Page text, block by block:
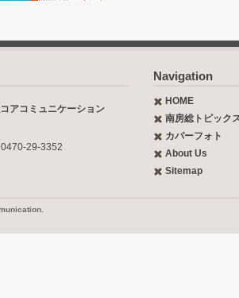
アコミュニケーション
29-3352
Navigation
HOME
南房総トピック
カバーフォト
About Us
Sitemap